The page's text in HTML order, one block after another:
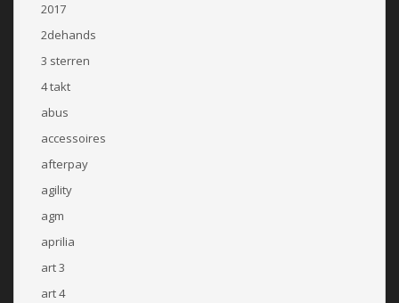
2017
2dehands
3 sterren
4 takt
abus
accessoires
afterpay
agility
agm
aprilia
art 3
art 4